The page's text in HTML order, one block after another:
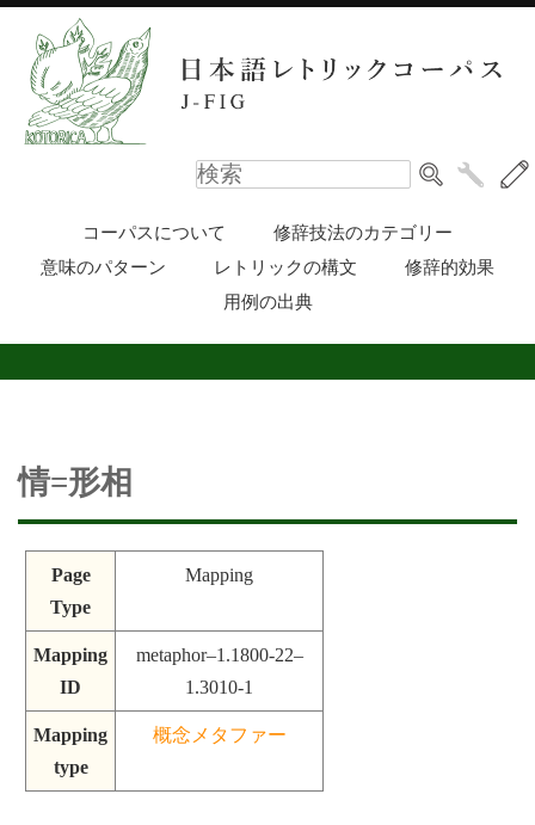
コーパスについて
修辞技法のカテゴリー
意味のパターン
レトリックの構文
修辞的効果
用例の出典
情=形相
Page
Type
Mapping
Mapping
ID
metaphor–1.1800-22–
1.3010-1
Mapping
type
概念メタファー